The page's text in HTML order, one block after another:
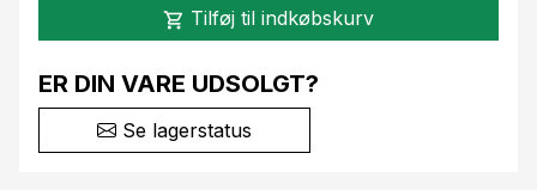
shopping_cart Tilføj til indkøbskurv
ER DIN VARE UDSOLGT?
Se lagerstatus